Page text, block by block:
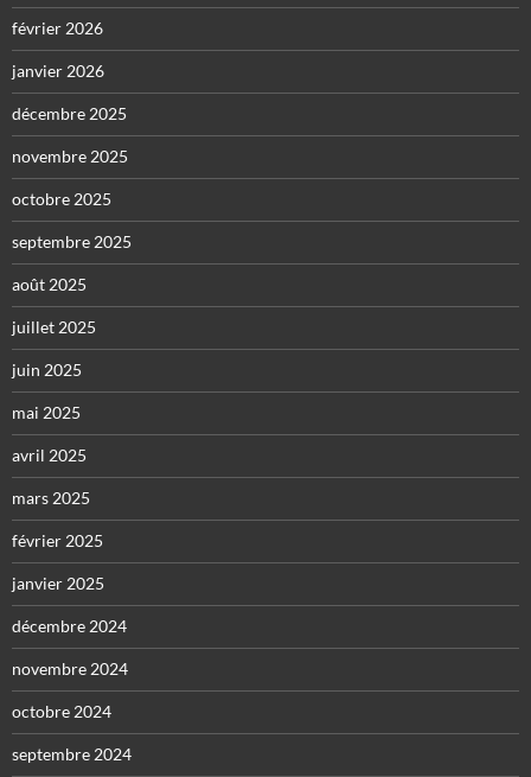
février 2026
janvier 2026
décembre 2025
novembre 2025
octobre 2025
septembre 2025
août 2025
juillet 2025
juin 2025
mai 2025
avril 2025
mars 2025
février 2025
janvier 2025
décembre 2024
novembre 2024
octobre 2024
septembre 2024